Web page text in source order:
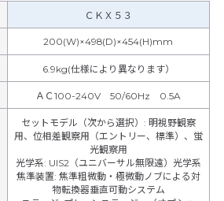
ＣＫＸ５３
200(W)×498(D)×454(H)mm
6.9kg(仕様により異なります）
ＡＣ100-240V 50/60Hz 0.5A
セットモデル（次から選択） : 明視野観察
用、位相差観察用（エントリー、標準）、蛍
光観察用
光学系: UIS2（ユニバーサル無限遠）光学系
焦準装置: 焦準粗微動・極微動ノブによる対
物転換器垂直可動システム